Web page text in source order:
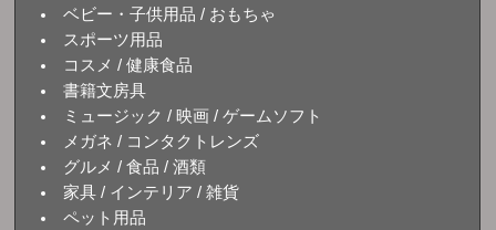
ベビー・子供用品 / おもちゃ
スポーツ用品
コスメ / 健康食品
書籍文房具
ミュージック / 映画 / ゲームソフト
メガネ / コンタクトレンズ
グルメ / 食品 / 酒類
家具 / インテリア / 雑貨
ペット用品